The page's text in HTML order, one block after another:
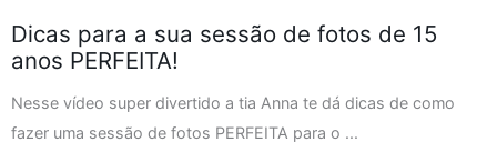
Dicas para a sua sessão de fotos de 15
anos PERFEITA!
Nesse vídeo super divertido a tia Anna te dá dicas de como
fazer uma sessão de fotos PERFEITA para o ...